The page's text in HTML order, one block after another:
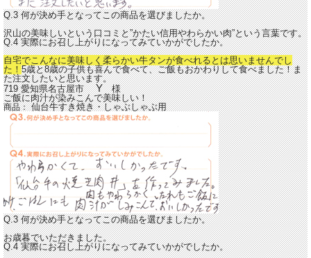
Q.3 何が決め手となってこの商品を選びましたか。
沢山の美味しいという口コミと”かたい信用やわらかい肉”という言葉です。
Q.4 実際にお召し上がりになってみていかがでしたか。
自宅でこんなに美味しく柔らかい牛タンが食べれるとは思いませんでし
た！ 5歳と8歳の子供も喜んで食べて、ご飯もおかわりして食べました！ま
た注文したいと思います。
719 愛知県名古屋市Y様
ご飯に肉汁が染みこんで美味しい！
商品：仙台牛すき焼き・しゃぶしゃぶ用
Q.3 何が決め手となってこの商品を選びましたか。
お歳暮でいただきました。
Q.4 実際にお召し上がりになってみていかがでしたか。